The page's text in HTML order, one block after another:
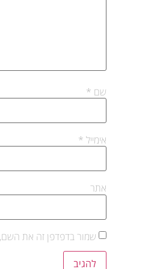
שם *
אימייל *
אתר
שמור בדפדפן זה את